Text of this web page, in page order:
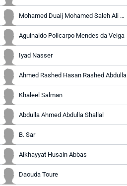
Mohamed Duaij Mohamed Saleh Ali Muhorfi
Aguinaldo Policarpo Mendes da Veiga
Iyad Nasser
Ahmed Rashed Hasan Rashed Abdulla
Khaleel Salman
Abdulla Ahmed Abdulla Shallal
B. Sar
Alkhayyat Husain Abbas
Daouda Toure